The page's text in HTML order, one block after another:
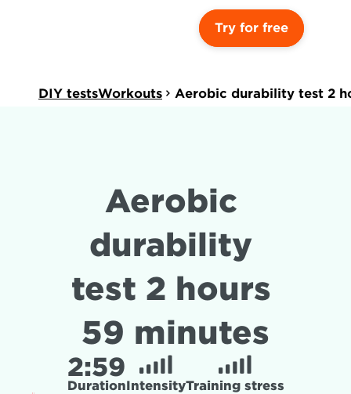
Try for free
DIY testsWorkouts Aerobic durability test 2
Aerobic
durability
test 2 hours
59 minutes
2:59
DurationIntensityTraining stress